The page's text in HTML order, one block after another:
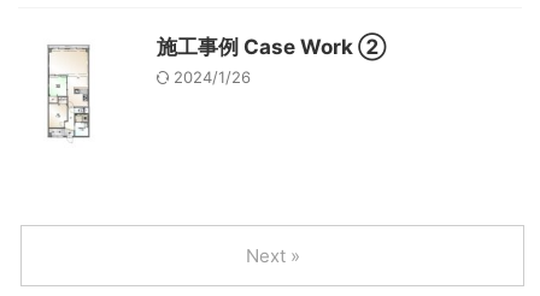
施工事例 Case Work ②
2024/1/26
Next »